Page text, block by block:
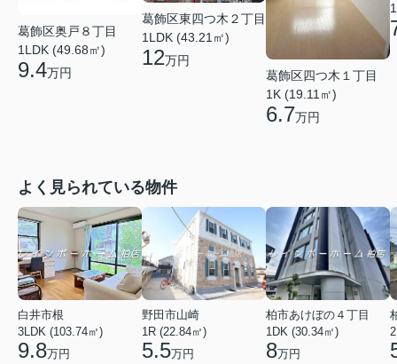
葛飾区奥戸８丁目
1LDK (49.68㎡)
9.4万円
葛飾区東四つ木２丁目
1LDK (43.21㎡)
12万円
葛飾区四つ木１丁目
1K (19.11㎡)
6.7万円
よく見られている物件
白井市根
3LDK (103.74㎡)
9.8万円
野田市山崎
1R (22.84㎡)
5.5万円
柏市あけぼの４丁目
1DK (30.34㎡)
8万円